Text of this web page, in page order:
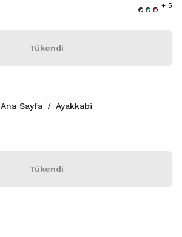
+ 5
Tükendi
Tükendi
Ana Sayfa / Ayakkabi